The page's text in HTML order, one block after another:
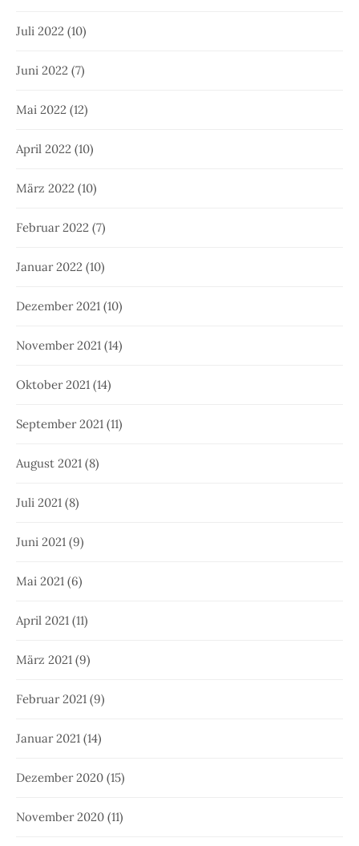
Juli 2022 (10)
Juni 2022 (7)
Mai 2022 (12)
April 2022 (10)
März 2022 (10)
Februar 2022 (7)
Januar 2022 (10)
Dezember 2021 (10)
November 2021 (14)
Oktober 2021 (14)
September 2021 (11)
August 2021 (8)
Juli 2021 (8)
Juni 2021 (9)
Mai 2021 (6)
April 2021 (11)
März 2021 (9)
Februar 2021 (9)
Januar 2021 (14)
Dezember 2020 (15)
November 2020 (11)